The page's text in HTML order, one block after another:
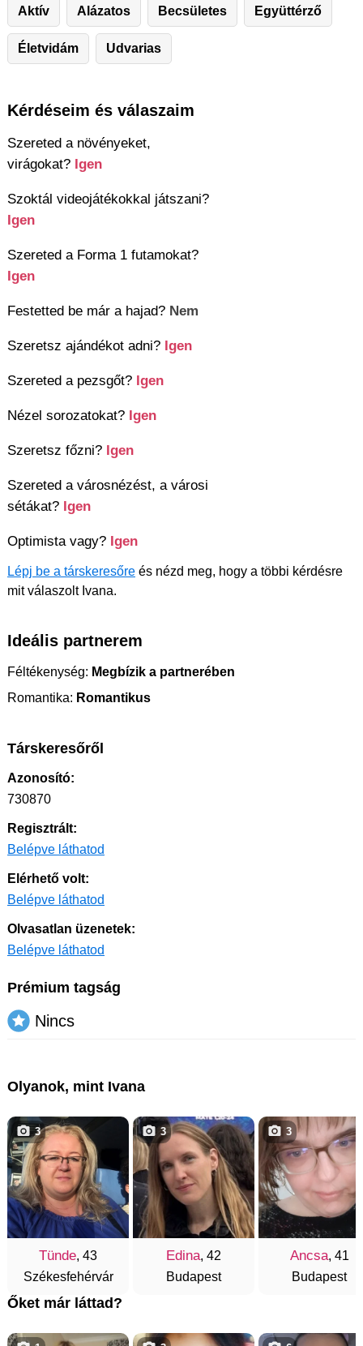
Aktív Alázatos Becsületes Együttérző
Életvidám Udvarias
Kérdéseim és válaszaim
Szereted a növényeket,
virágokat? Igen
Szoktál videojátékokkal játszani?
Igen
Szereted a Forma 1 futamokat?
Igen
Festetted be már a hajad? Nem
Szeretsz ajándékot adni? Igen
Szereted a pezsgőt? Igen
Nézel sorozatokat? Igen
Szeretsz főzni? Igen
Szereted a városnézést, a városi
sétákat? Igen
Optimista vagy? Igen
Lépj be a társkeresőre és nézd meg, hogy a többi kérdésre
mit válaszolt Ivana.
Ideális partnerem
Féltékenység: Megbízik a partnerében
Romantika: Romantikus
Társkeresőről
Azonosító:
730870
Regisztrált:
Belépve láthatod
Elérhető volt:
Belépve láthatod
Olvasatlan üzenetek:
Belépve láthatod
Prémium tagság
Nincs
Olyanok, mint Ivana
Tünde, 43
Székesfehérvár
3
Edina, 42
Budapest
3
Ancsa, 41
Budapest
3
Őket már láttad?